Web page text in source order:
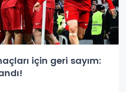
için geri sayım: